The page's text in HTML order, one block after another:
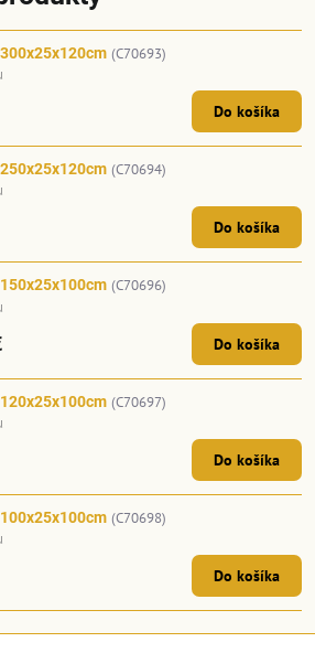
(C70693)
Do košíka
(C70694)
Do košíka
(C70696)
Do košíka
(C70697)
Do košíka
(C70698)
Do košíka